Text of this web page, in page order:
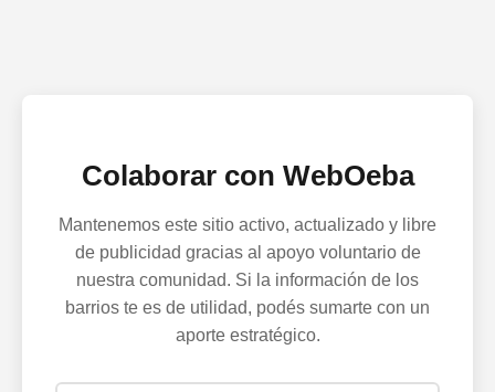
Colaborar con WebOeba
Mantenemos este sitio activo, actualizado y libre
de publicidad gracias al apoyo voluntario de
nuestra comunidad. Si la información de los
barrios te es de utilidad, podés sumarte con un
aporte estratégico.